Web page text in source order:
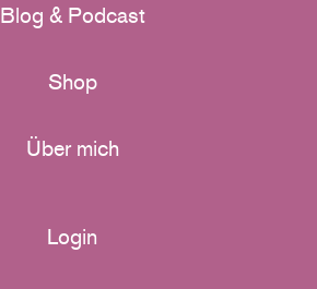
Blog & Podcast
Shop
Über mich
Login